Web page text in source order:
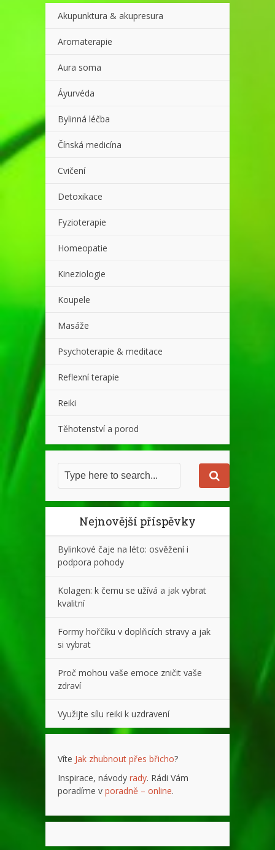
Akupunktura & akupresura
Aromaterapie
Aura soma
Áyurvéda
Bylinná léčba
Čínská medicína
Cvičení
Detoxikace
Fyzioterapie
Homeopatie
Kineziologie
Koupele
Masáže
Psychoterapie & meditace
Reflexní terapie
Reiki
Těhotenství a porod
Nejnovější příspěvky
Bylinkové čaje na léto: osvěžení i
podpora pohody
Kolagen: k čemu se užívá a jak vybrat
kvalitní
Formy hořčíku v doplňcích stravy a jak
si vybrat
Proč mohou vaše emoce zničit vaše
zdraví
Využijte sílu reiki k uzdravení
Víte Jak zhubnout přes břicho?
Inspirace, návody rady. Rádi Vám
poradíme v poradně – online.